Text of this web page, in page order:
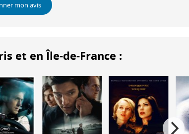
mon avis
et en Île-de-France :